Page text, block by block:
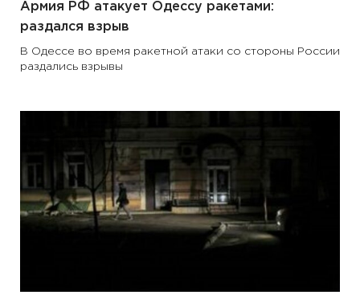
Армия РФ атакует Одессу ракетами:
раздался взрыв
В Одессе во время ракетной атаки со стороны России
раздались взрывы